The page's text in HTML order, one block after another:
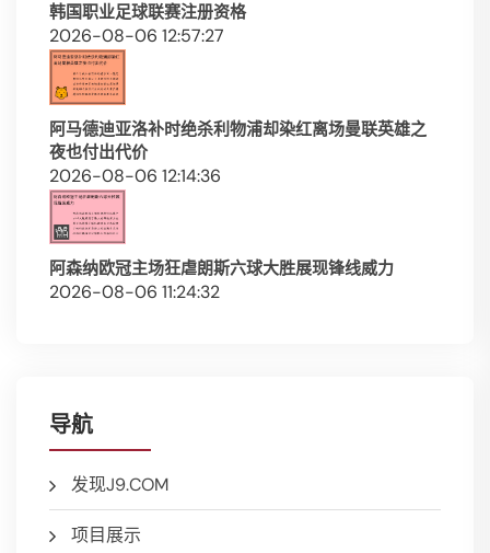
韩国职业足球联赛注册资格
2026-08-06 12:57:27
阿马德迪亚洛补时绝杀利物浦却染红离场曼联英雄之
夜也付出代价
2026-08-06 12:14:36
阿森纳欧冠主场狂虐朗斯六球大胜展现锋线威力
2026-08-06 11:24:32
导航
发现J9.COM
项目展示